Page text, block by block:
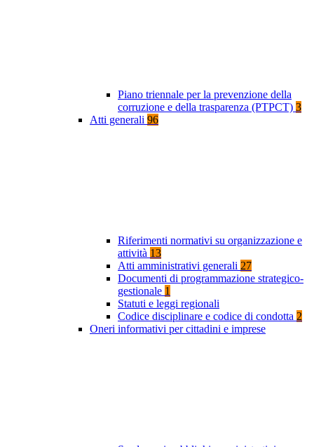
Piano triennale per la prevenzione della
corruzione e della trasparenza (PTPCT) 3
Atti generali 96
Riferimenti normativi su organizzazione e
attività 13
Atti amministrativi generali 27
Documenti di programmazione strategico-
gestionale 1
Statuti e leggi regionali
Codice disciplinare e codice di condotta 2
Oneri informativi per cittadini e imprese